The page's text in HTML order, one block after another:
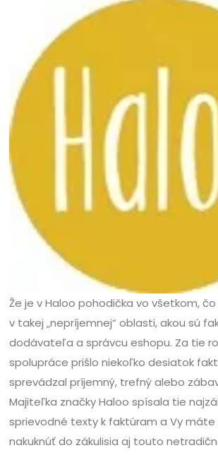
Že je v Haloo pohodička vo všetkom,
v takej „nepríjemnej“ oblasti, akou sú
dodávateľa a správcu eshopu. Za tie
spolupráce prišlo niekoľko desiatok
sprevádzal príjemný, trefný alebo
Majiteľka značky Haloo spísala tie
sprievodné texty k faktúram a Vy
nakuknúť do zákulisia aj touto